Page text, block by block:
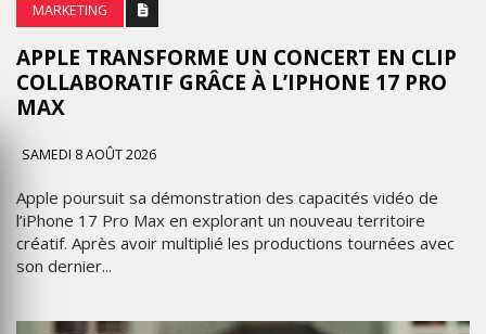
MARKETING
APPLE TRANSFORME UN CONCERT EN CLIP
COLLABORATIF GRÂCE À L’IPHONE 17 PRO
MAX
SAMEDI 8 AOÛT 2026
Apple poursuit sa démonstration des capacités vidéo de
l’iPhone 17 Pro Max en explorant un nouveau territoire
créatif. Après avoir multiplié les productions tournées avec
son dernier...